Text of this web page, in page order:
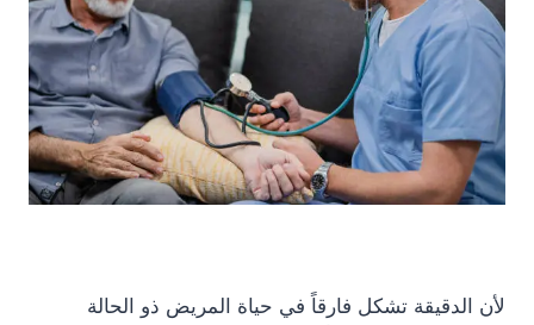
لأن الدقيقة تشكل فارقاً في حياة المريض ذو الحالة